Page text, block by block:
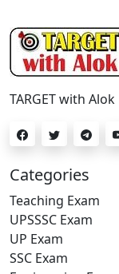
TARGET with Alok
Categories
Teaching Exam
UPSSSC Exam
UP Exam
SSC Exam